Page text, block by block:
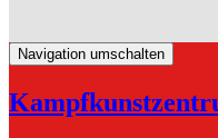
Navigation umschalten